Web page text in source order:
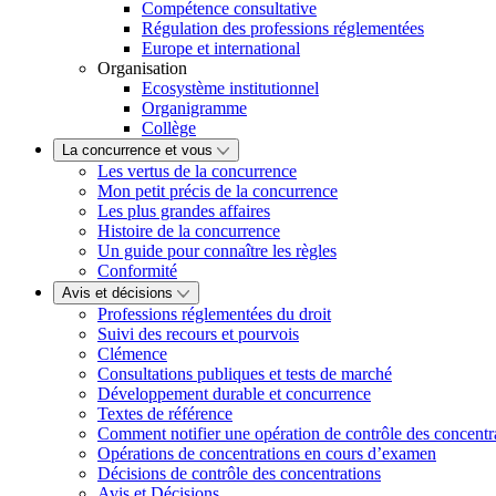
Compétence consultative
Régulation des professions réglementées
Europe et international
Organisation
Ecosystème institutionnel
Organigramme
Collège
La concurrence et vous
Les vertus de la concurrence
Mon petit précis de la concurrence
Les plus grandes affaires
Histoire de la concurrence
Un guide pour connaître les règles
Conformité
Avis et décisions
Professions réglementées du droit
Suivi des recours et pourvois
Clémence
Consultations publiques et tests de marché
Développement durable et concurrence
Textes de référence
Comment notifier une opération de contrôle des
Opérations de concentrations en cours d’examen
Décisions de contrôle des concentrations